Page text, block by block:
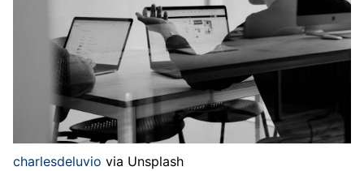
charlesdeluvio via Unsplash